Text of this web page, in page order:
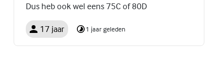
Dus heb ook wel eens 75C of 80D
17 jaar 1 jaar geleden